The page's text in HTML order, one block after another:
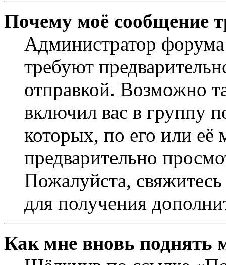
Почему моё сообщение
Администратор
требуют
отправкой. Возможно
включил вас в группу
которых, по его или
предварительно
Пожалуйста,
для получения
Как мне вновь поднять